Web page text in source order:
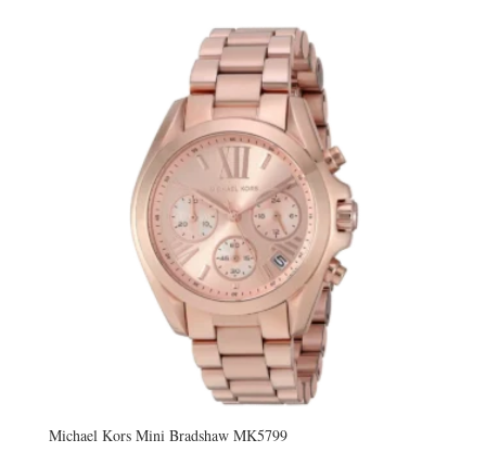
Michael Kors Mini Bradshaw MK5799